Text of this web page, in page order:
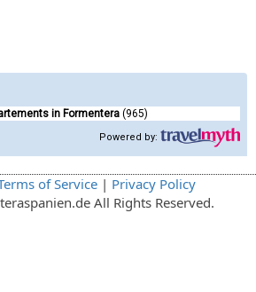
in Formentera (965)
Powered by:
of Service | Privacy Policy
All Rights Reserved.